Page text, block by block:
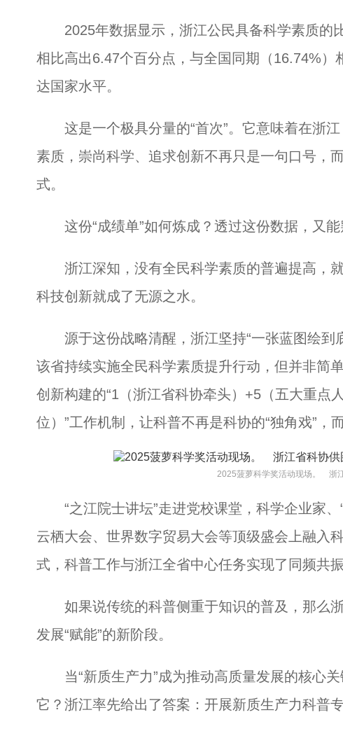
2025年数据显示，浙江公民具备科学素质的
相比高出6.47个百分点，与全国同期（16.74%）
达国家水平。
这是一个极具分量的“首次”。它意味着在浙江
素质，崇尚科学、追求创新不再只是一句口号，
式。
这份“成绩单”如何炼成？透过这份数据，又能
浙江深知，没有全民科学素质的普遍提高，就
科技创新就成了无源之水。
源于这份战略清醒，浙江坚持“一张蓝图绘到
该省持续实施全民科学素质提升行动，但并非简
创新构建的“1（浙江省科协牵头）+5（五大重点
位）”工作机制，让科普不再是科协的“独角戏”，
2025菠萝科学奖活动现场。 浙
“之江院士讲坛”走进党校课堂，科学企业家、“
云栖大会、世界数字贸易大会等顶级盛会上融入
式，科普工作与浙江全省中心任务实现了同频共振
如果说传统的科普侧重于知识的普及，那么
发展“赋能”的新阶段。
当“新质生产力”成为推动高质量发展的核心关
它？浙江率先给出了答案：开展新质生产力科普专